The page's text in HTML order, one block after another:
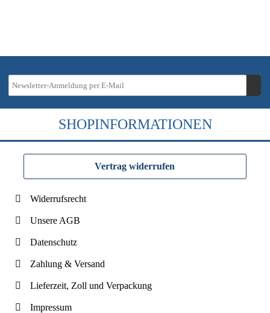
SHOPINFORMATIONEN
Vertrag widerrufen
Widerrufsrecht
Unsere AGB
Datenschutz
Zahlung & Versand
Lieferzeit, Zoll und Verpackung
Impressum